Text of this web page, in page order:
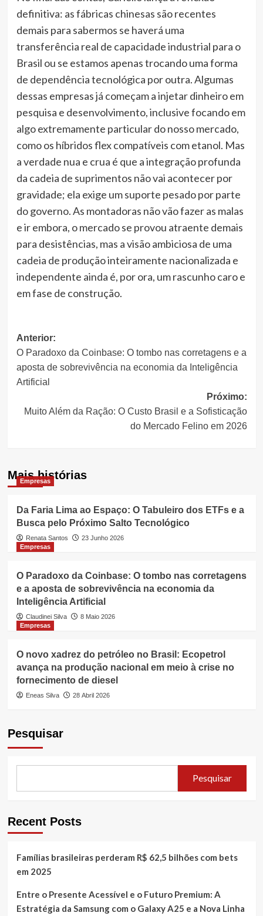
definitiva: as fábricas chinesas são recentes
demais para sabermos se haverá uma
transferência real de capacidade industrial para o
Brasil ou se estamos apenas trocando uma forma
de dependência tecnológica por outra. Algumas
dessas empresas já começam a injetar dinheiro em
pesquisa e desenvolvimento, inclusive focando em
algo extremamente particular do nosso mercado,
como os híbridos flex compatíveis com etanol. Mas
a verdade nua e crua é que a integração profunda
da cadeia de suprimentos não vai acontecer por
gravidade; ela exige um suporte pesado por parte
do governo. As montadoras não vão fazer as malas
e ir embora, o mercado se provou atraente demais
para desistências, mas a visão ambiciosa de uma
cadeia de produção inteiramente nacionalizada e
independente ainda é, por ora, um rascunho caro e
em fase de construção.
Navegação
de
artigos
Anterior:
O Paradoxo da Coinbase: O tombo nas corretagens e a
aposta de sobrevivência na economia da Inteligência
Artificial
Próximo:
Muito Além da Ração: O Custo Brasil e a Sofisticação
do Mercado Felino em 2026
Mais histórias
Empresas
Da Faria Lima ao Espaço: O Tabuleiro dos ETFs e a
Busca pelo Próximo Salto Tecnológico
Renata Santos
23 Junho 2026
Empresas
O Paradoxo da Coinbase: O tombo nas corretagens
e a aposta de sobrevivência na economia da
Inteligência Artificial
Claudinei Silva
8 Maio 2026
Empresas
O novo xadrez do petróleo no Brasil: Ecopetrol
avança na produção nacional em meio à crise no
fornecimento de diesel
Eneas Silva 28 Abril 2026
Pesquisar
Pesquisar
Recent Posts
Famílias brasileiras perderam R$ 62,5 bilhões com bets
em 2025
Entre o Presente Acessível e o Futuro Premium: A
Estratégia da Samsung com o Galaxy A25 e a Nova Linha